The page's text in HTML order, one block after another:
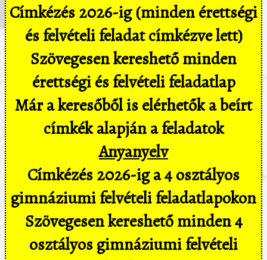
Címkézés 2026-ig (minden érettségi
és felvételi feladat címkézve lett)
Szövegesen kereshető minden
érettségi és felvételi feladatlap
Már a keresőből is elérhetők a beírt
címkék alapján a feladatok
Anyanyelv
Címkézés 2026-ig a 4 osztályos
gimnáziumi felvételi feladatlapokon
Szövegesen kereshető minden 4
osztályos gimnáziumi felvételi